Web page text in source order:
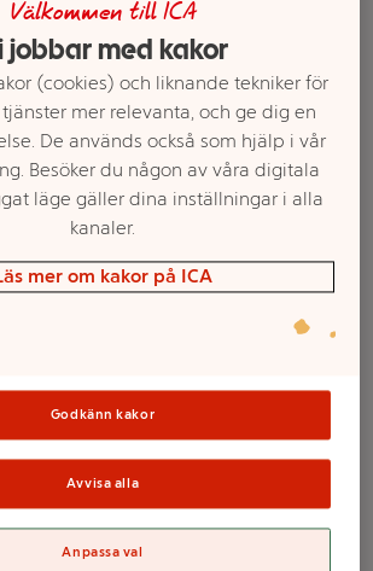
köttbiten?
200g
290g ICA
Välkommen till ICA
jobbar med kakor
(cookies) och liknande tekniker för
mer relevanta, och ge dig en
De används också som hjälp i vår
Besöker du någon av våra digitala
läge gäller dina inställningar i alla
kanaler.
mer om kakor på ICA
Godkänn kakor
Avvisa alla
Anpassa val